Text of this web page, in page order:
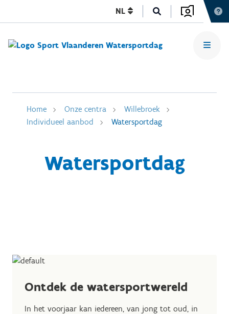
NL
Home Onze centra
Willebroek
Individueel aanbod
Watersportdag
Watersportdag
Ontdek de watersportwereld
In het voorjaar kan iedereen, van jong tot oud, in